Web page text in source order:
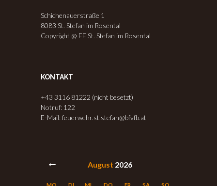
Schichenauerstraße 1
8083 St. Stefan im Rosental
Copyright @ FF St. Stefan im Rosental
KONTAKT
+43 3116 81222 (nicht besetzt)
Notruf: 122
E-Mail: feuerwehr.st.stefan@bfvfb.at
August 2026
MO. DI. MI. DO. FR. SA. SO.